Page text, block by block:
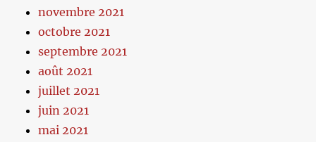
novembre 2021
octobre 2021
septembre 2021
août 2021
juillet 2021
juin 2021
mai 2021